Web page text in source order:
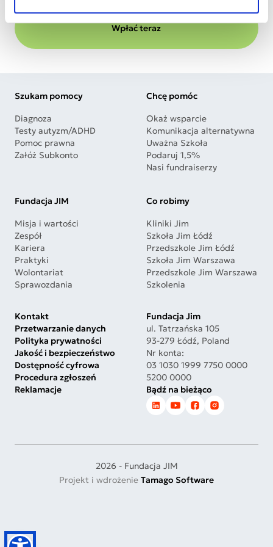
Wpłać teraz
Szukam pomocy
Diagnoza
Testy autyzm/ADHD
Pomoc prawna
Załóż Subkonto
Chcę pomóc
Okaż wsparcie
Komunikacja alternatywna
Uważna Szkoła
Podaruj 1,5%
Nasi fundraiserzy
Fundacja JIM
Misja i wartości
Zespół
Kariera
Praktyki
Wolontariat
Sprawozdania
Co robimy
Kliniki Jim
Szkoła Jim Łódź
Przedszkole Jim Łódź
Szkoła Jim Warszawa
Przedszkole Jim Warszawa
Szkolenia
Kontakt
Przetwarzanie danych
Polityka prywatności
Jakość i bezpieczeństwo
Dostępność cyfrowa
Procedura zgłoszeń
Reklamacje
Fundacja Jim
ul. Tatrzańska 105
93-279 Łódź, Poland
Nr konta:
03 1030 1999 7750 0000
5200 0000
Bądź na bieżąco
2026 - Fundacja JIM
Projekt i wdrożenie Tamago Software